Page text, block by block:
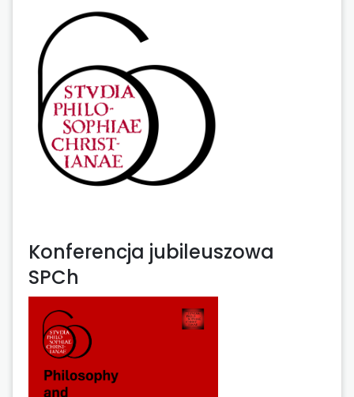
Konferencja jubileuszowa
SPCh